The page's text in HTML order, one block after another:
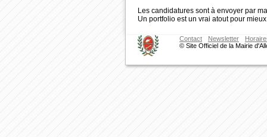
Les candidatures sont à envoyer par
Un portfolio est un vrai atout pour
Contact Newsletter
© Site Officiel de la Mairie